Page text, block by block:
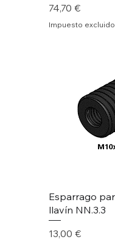
Precio
74,70 €
Impuesto excluido
Esparrago
llavín NN.3.3
Precio
13,00 €